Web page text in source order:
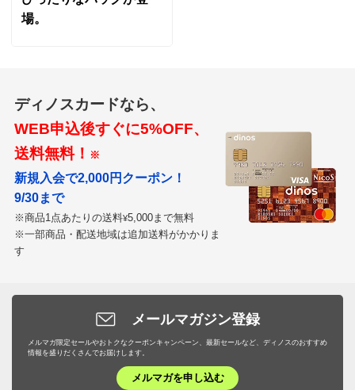
場。
ディノスカードなら、
WEB申込後すぐに5%OFF、
送料無料！ ※
新規入会で2,000円クーポン！
9/30まで
※商品1点あたりの送料¥5,000まで無料
※一部商品・配送地域は追加送料がかかりま
す
メールマガジン登録
メルマガ限定セールやおトクなクーポンキャンペーン、最新セールなど、ディノスのおすすめ
情報を盛りだくさんでお届けします。
メルマガを申し込む